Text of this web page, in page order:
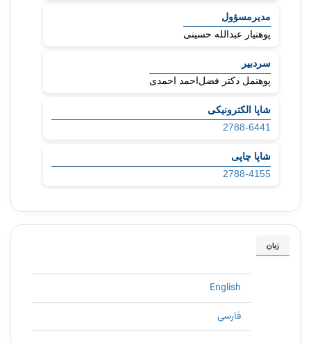
مدیرمسؤول
پوهنیار عبدالله حسینی
سردبیر
پوهنمل دکتر فضل‌احمد احمدی
شاپا الکترونیکی
2788-6441
شاپا چاپی
2788-4155
زبان
English
فارسی